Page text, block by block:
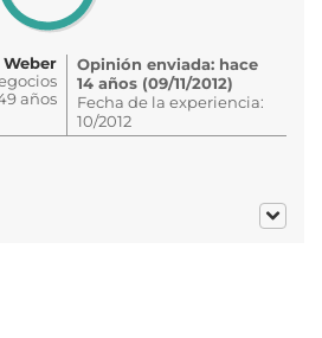
Weber
años
Opinión enviada: hace
14 años (09/11/2012)
Fecha de la experiencia:
10/2012